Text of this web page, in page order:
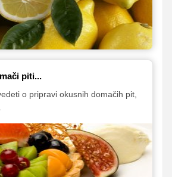
piti...
o pripravi okusnih domačih pit,